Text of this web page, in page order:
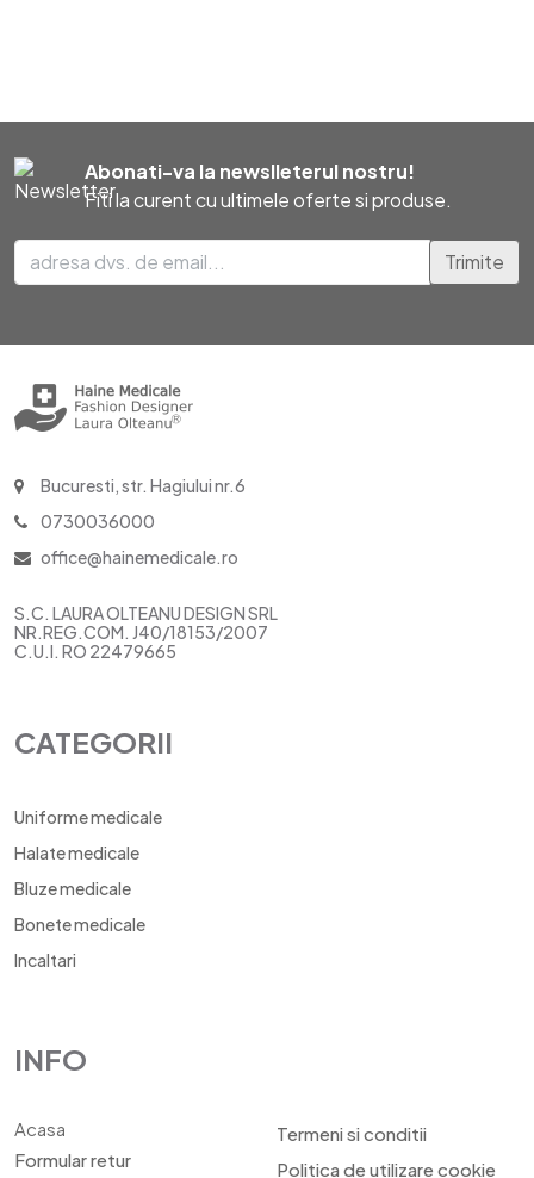
Abonati-va la newslleterul nostru!
Fiti la curent cu ultimele oferte si produse.
Trimite
Bucuresti, str. Hagiului nr.6
0730036000
office@hainemedicale.ro
S.C. LAURA OLTEANU DESIGN SRL
NR.REG.COM. J40/18153/2007
C.U.I. RO 22479665
CATEGORII
Uniforme medicale
Halate medicale
Bluze medicale
Bonete medicale
Incaltari
INFO
Acasa
Formular retur
Termeni si conditii
Politica de utilizare cookie